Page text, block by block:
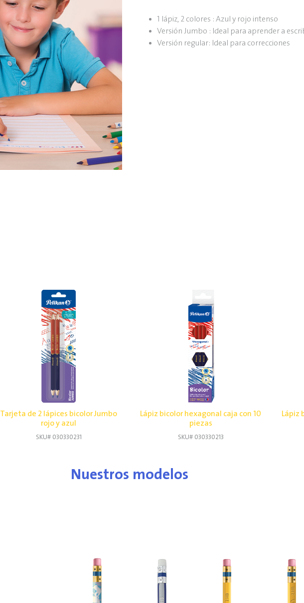
1 lápiz, 2 colores : Azul y rojo intenso
Versión Jumbo : Ideal para aprender a
Versión regular: Ideal para correcciones
Tarjeta de 2 lápices bicolor Jumbo
rojo y azul
SKU# 030330231
Lápiz bicolor hexagonal caja con 10
piezas
SKU# 030330213
Lápiz
Nuestros modelos